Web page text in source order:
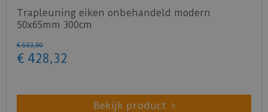
Trapleuning eiken onbehandeld modern
50x65mm 300cm
€ 503,90
€ 428,32
Bekijk product